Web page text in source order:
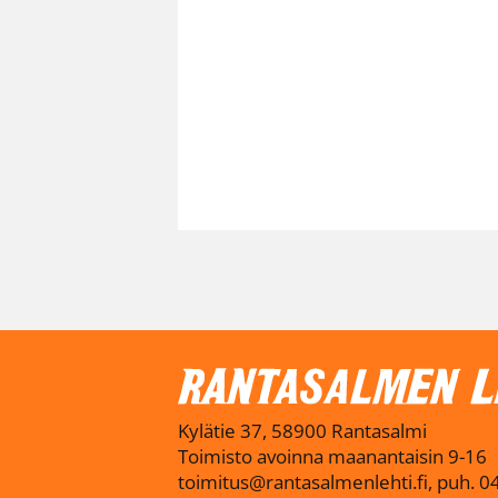
Kylätie 37, 58900 Rantasalmi
Toimisto avoinna maanantaisin 9-16
toimitus@rantasalmenlehti.fi, puh.